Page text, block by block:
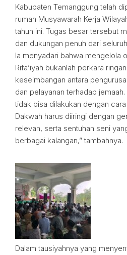
Kabupaten Temanggung telah
rumah Musyawarah Kerja
tahun ini. Tugas besar tersebut
dan dukungan penuh dari
Ia menyadari bahwa mengelola
Rifa’iyah bukanlah perkara
keseimbangan antara
dan pelayanan terhadap
tidak bisa dilakukan dengan
Dakwah harus diiringi dengan
relevan, serta sentuhan seni
berbagai kalangan,” tambahnya.
Dalam tausiyahnya yang